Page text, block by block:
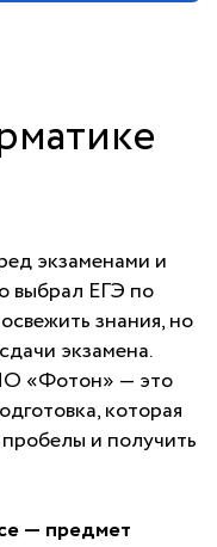
экзаменами и
выбрал ЕГЭ по
знания, но
экзамена.
«Фотон» — это
которая
и получить
— предмет